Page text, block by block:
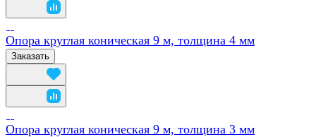
Опора круглая коническая 9 м, толщина 4 мм
Заказать
Опора круглая коническая 9 м, толщина 3 мм